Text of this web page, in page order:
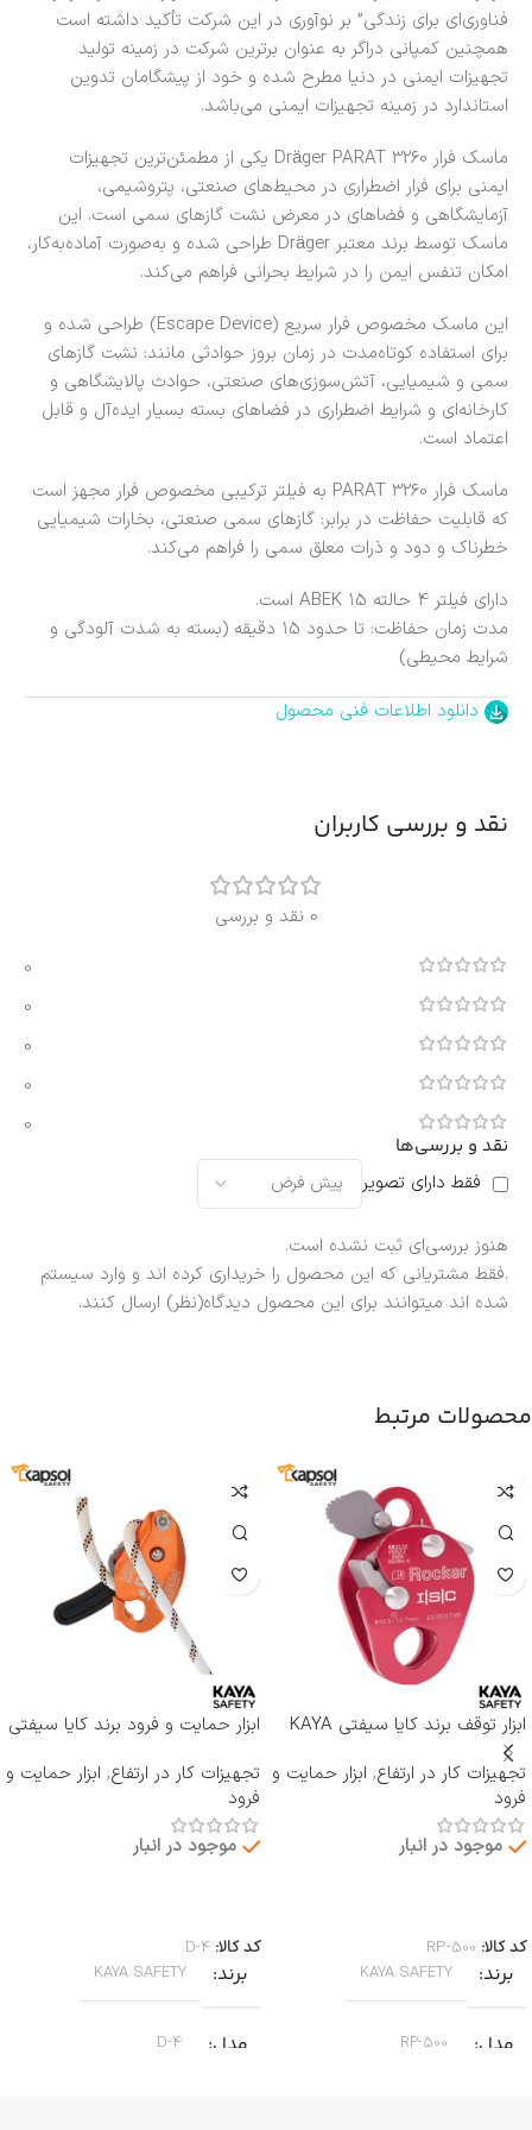
فناوری‌ای برای زندگی” بر نوآوری در این شرکت تأکید داشته است
همچنین کمپانی دراگر به عنوان برترین شرکت در زمینه تولید
تجهیزات ایمنی در دنیا مطرح شده و خود از پیشگامان تدوین
استاندارد در زمینه تجهیزات ایمنی می‌باشد.
ماسک فرار Dräger PARAT 3260 یکی از مطمئن‌ترین تجهیزات
ایمنی برای فرار اضطراری در محیط‌های صنعتی، پتروشیمی،
آزمایشگاهی و فضاهای در معرض نشت گازهای سمی است. این
ماسک توسط برند معتبر Dräger طراحی شده و به‌صورت آماده‌به‌کار،
امکان تنفس ایمن را در شرایط بحرانی فراهم می‌کند.
این ماسک مخصوص فرار سریع (Escape Device) طراحی شده و
برای استفاده کوتاه‌مدت در زمان بروز حوادثی مانند: نشت گازهای
سمی و شیمیایی، آتش‌سوزی‌های صنعتی، حوادث پالایشگاهی و
کارخانه‌ای و شرایط اضطراری در فضاهای بسته بسیار ایده‌آل و قابل
اعتماد است.
ماسک فرار PARAT 3260 به فیلتر ترکیبی مخصوص فرار مجهز است
که قابلیت حفاظت در برابر: گازهای سمی صنعتی، بخارات شیمیایی
خطرناک و دود و ذرات معلق سمی را فراهم می‌کند.
دارای فیلتر 4 حالته ABEK 15 است.
مدت زمان حفاظت: تا حدود 15 دقیقه (بسته به شدت آلودگی و
شرایط محیطی)
دانلود اطلاعات فنی محصول
نقد و بررسی کاربران
0 نقد و بررسی
0
0
0
0
0
نقد و بررسی‌ها
فقط دارای تصویر
هنوز بررسی‌ای ثبت نشده است.
.فقط مشتریانی که این محصول را خریداری کرده اند و وارد سیستم
شده اند میتوانند برای این محصول دیدگاه(نظر) ارسال کنند.
محصولات مرتبط
ابزار توقف برند کایا سیفتی KAYA
SAFETY مدل RP-500 ROCKER
تجهیزات کار در ارتفاع, ابزار حمایت و
فرود
موجود در انبار
کد کالا: RP-500
برند KAYA SAFETY
مدل RP-500
ابزار حمایت و فرود برند کایا سیفتی
تجهیزات کار در ارتفاع, ابزار حمایت و
فرود
موجود در انبار
کد کالا: D-4
برند KAYA SAFETY
مدل D-4